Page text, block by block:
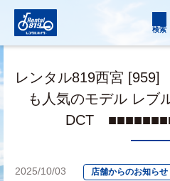
検索
レンタル819西宮
も人気のモデル レブ
DCT
2025/10/03 店舗からのお知らせ